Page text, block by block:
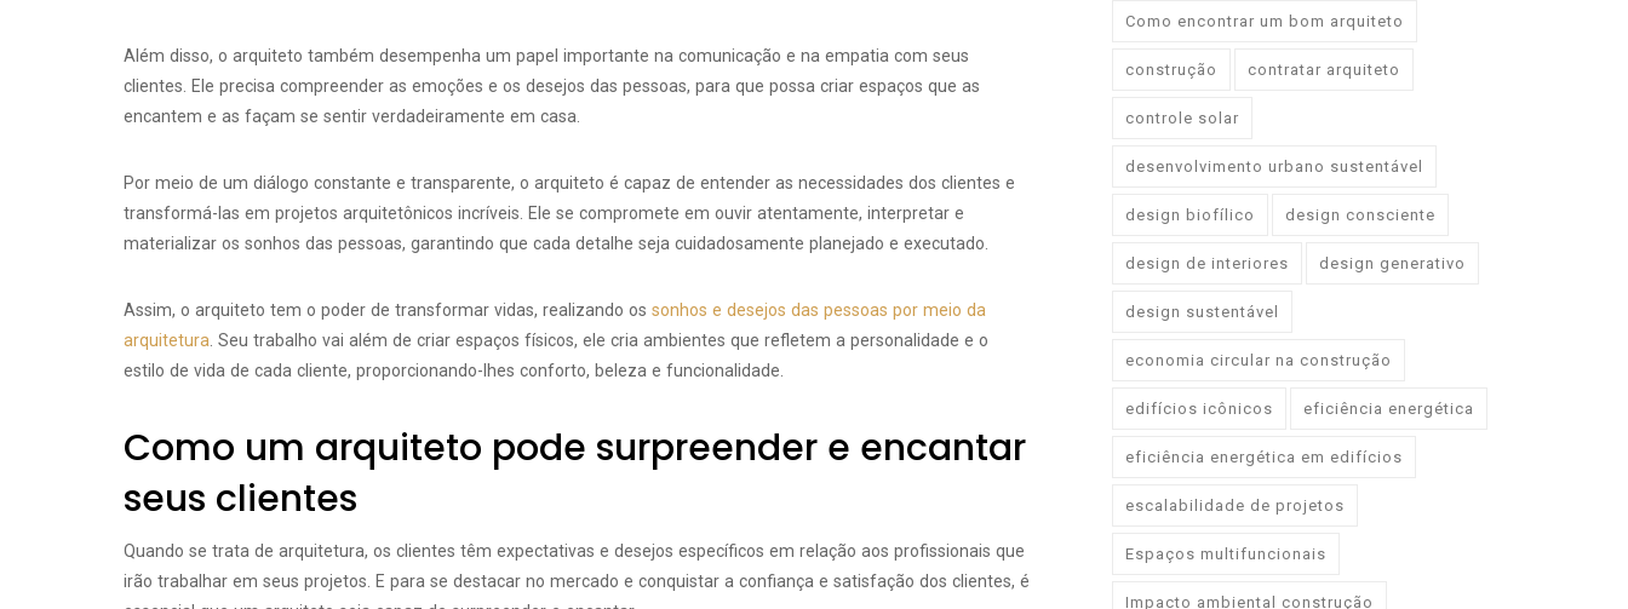
Além disso, o arquiteto também desempenha um papel importante na comunicação e na empatia com seus
clientes. Ele precisa compreender as emoções e os desejos das pessoas, para que possa criar espaços que as
encantem e as façam se sentir verdadeiramente em casa.
Por meio de um diálogo constante e transparente, o arquiteto é capaz de entender as necessidades dos clientes e
transformá-las em projetos arquitetônicos incríveis. Ele se compromete em ouvir atentamente, interpretar e
materializar os sonhos das pessoas, garantindo que cada detalhe seja cuidadosamente planejado e executado.
Assim, o arquiteto tem o poder de transformar vidas, realizando os sonhos e desejos das pessoas por meio da
arquitetura . Seu trabalho vai além de criar espaços físicos, ele cria ambientes que refletem a personalidade e o
estilo de vida de cada cliente, proporcionando-lhes conforto, beleza e funcionalidade.
Como um arquiteto pode surpreender e encantar
seus clientes
Quando se trata de arquitetura, os clientes têm expectativas e desejos específicos em relação aos profissionais que
irão trabalhar em seus projetos. E para se destacar no mercado e conquistar a confiança e satisfação dos clientes, é
Como encontrar um bom arquiteto
construção contratar arquiteto
controle solar
desenvolvimento urbano sustentável
design biofílico design consciente
design de interiores design generativo
design sustentável
economia circular na construção
edifícios icônicos eficiência energética
eficiência energética em edifícios
escalabilidade de projetos
Espaços multifuncionais
Impacto ambiental construção